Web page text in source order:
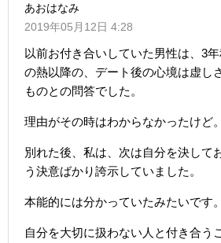
あおはなみ
2019年05月12日 4:28
以前お付き合いしていた男性は、3
の熱以降の、デート後の心境は虚し
ものとの問答でした。
理由がその時はわからなかったけど。
別れた後、私は、次は自分を決して
う決意ばかり誇示していました。
本能的には分かっていたみたいです。
自分を大切に扱わない人と付き合う